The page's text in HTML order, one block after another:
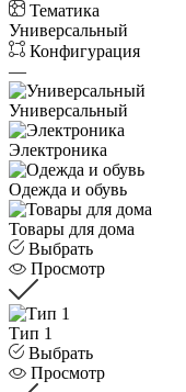
Тематика
Универсальный
Конфигурация
—
Универсальный
Электроника
Одежда и обувь
Товары для дома
Выбрать
Просмотр
Тип 1
Выбрать
Просмотр